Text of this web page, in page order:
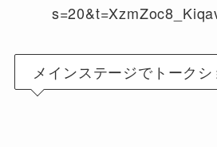
メインステージでトークシ